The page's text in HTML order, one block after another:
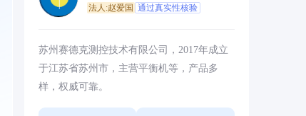
法人:赵爱国 通过真实性核验
苏州赛德克测控技术有限公司，2017年成立
于江苏省苏州市，主营平衡机等，产品多
样，权威可靠。